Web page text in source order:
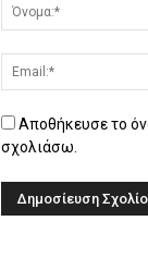
Αποθήκευσε το
σχολιάσω.